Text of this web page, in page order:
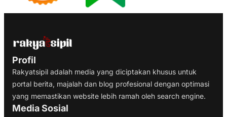
Profil
Rakyatsipil adalah media yang diciptakan khusus untuk
portal berita, majalah dan blog profesional dengan optimasi
yang memastikan website lebih ramah oleh search engine.
Media Sosial